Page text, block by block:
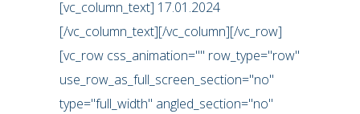
[vc_column_text] 17.01.2024
[/vc_column_text][/vc_column][/vc_row]
[vc_row css_animation="" row_type="row"
use_row_as_full_screen_section="no"
type="full_width" angled_section="no"